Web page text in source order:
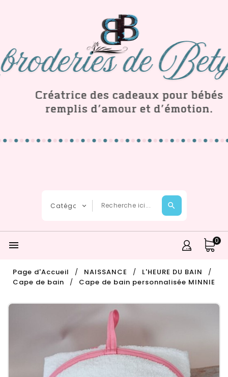
 0
Page d'Accueil NAISSANCE
L'HEURE DU BAIN
Cape de bain
Cape de bain personnalisée MINNIE